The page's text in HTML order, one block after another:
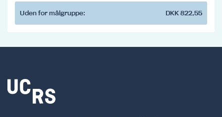
Uden for målgruppe: DKK 822,55